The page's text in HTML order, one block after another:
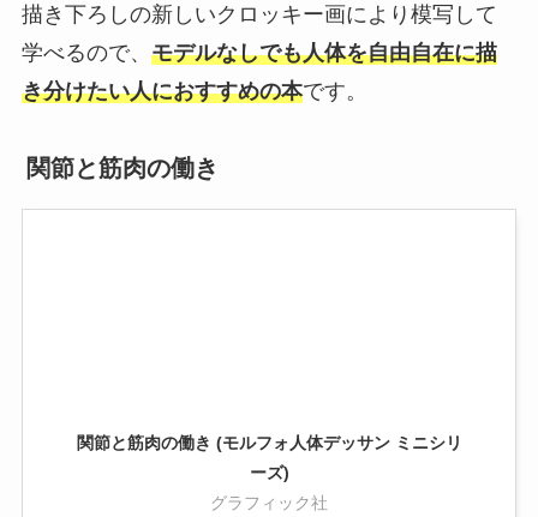
描き下ろしの新しいクロッキー画により模写して
学べるので、 モデルなしでも人体を自由自在に描
き分けたい人におすすめの本です。
関節と筋肉の働き
関節と筋肉の働き (モルフォ人体デッサン ミニシリ
ーズ)
グラフィック社